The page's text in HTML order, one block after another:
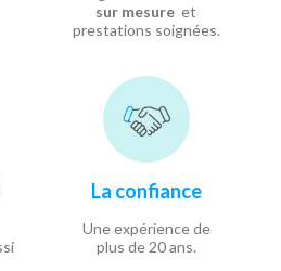
sur mesure et
prestations soignées.
La confiance
Une expérience de
plus de 20 ans.